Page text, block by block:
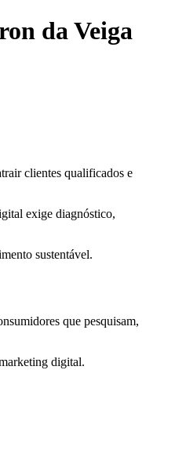
da Veiga
clientes qualificados e
exige diagnóstico,
sustentável.
que pesquisam,
digital.